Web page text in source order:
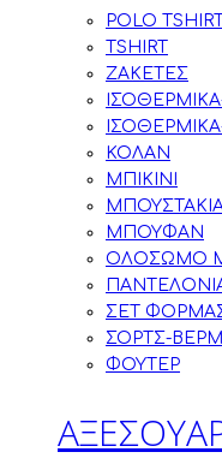
POLO TSHIRT
TSHIRT
ΖΑΚΕΤΕΣ
ΚΟΛΑΝ
ΜΠΙΚΙΝΙ
ΜΠΟΥΦΑΝ
ΟΛΟΣΩΜΟ
ΣΕΤ ΦΟΡΜΑΣ
ΣΟΡΤΣ-
ΦΟΥΤΕΡ